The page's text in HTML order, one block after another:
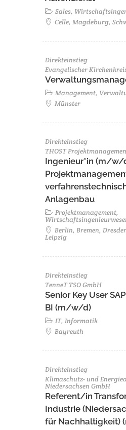
Sales,
Celle, Magdeburg,
Direkteinstieg
Evangelischer
Management,
Münster
Direkteinstieg
THOST
Ingenieur*in (m/w/
Anlagenbau
Projektmanagement,
Berlin, Bremen,
Leipzig
Direkteinstieg
TenneT TSO GmbH
Senior Key User
BI (m/w/d)
IT, Informatik
Bayreuth
Direkteinstieg
Klimaschutz- und
Niedersachsen GmbH
Referent/in
Industrie
für Nachhaltigkeit)